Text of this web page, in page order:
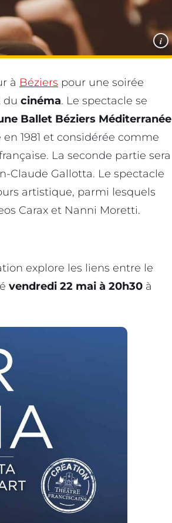
i
à Béziers pour une soirée
du cinéma. Le spectacle se
Ballet Béziers Méditerranée
1981 et considérée comme
La seconde partie sera
Claude Gallotta. Le spectacle
artistique, parmi lesquels
Carax et Nanni Moretti.
explore les liens entre le
vendredi 22 mai à 20h30 à